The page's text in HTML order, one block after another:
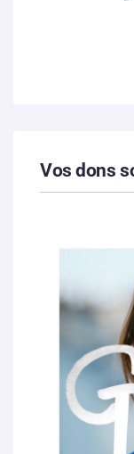
Vos dons